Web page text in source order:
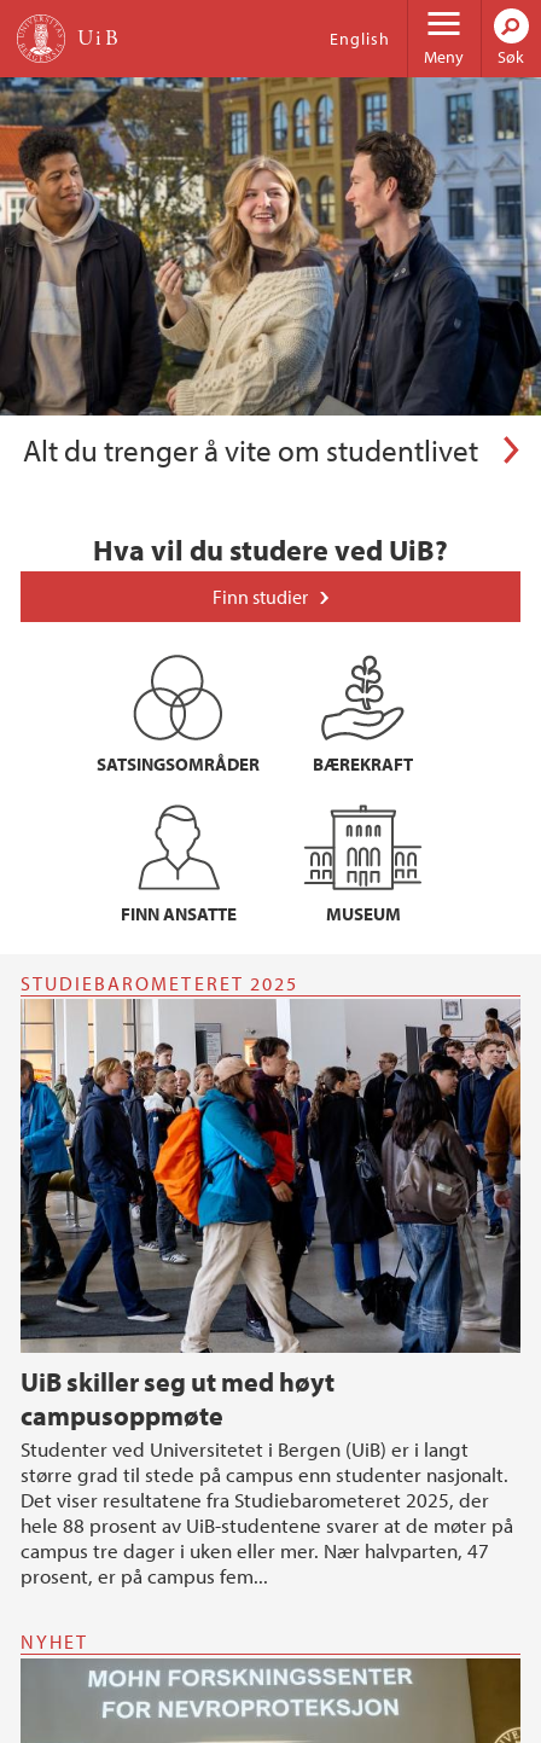
Universitetet i Bergen
Hopp til hovedinnhold
Meny
English
Søk
Informasjon for potensielle studenter
Alt du trenger å vite om studentlivet
Hva vil du studere ved UiB?
Finn studier
SATSINGSOMRÅDER BÆREKRAFT
FINN ANSATTE MUSEUM
STUDIEBAROMETERET 2025
UiB skiller seg ut med høyt
campusoppmøte
Studenter ved Universitetet i Bergen (UiB) er i langt
større grad til stede på campus enn studenter nasjonalt.
Det viser resultatene fra Studiebarometeret 2025, der
hele 88 prosent av UiB-studentene svarer at de møter på
campus tre dager i uken eller mer. Nær halvparten, 47
prosent, er på campus fem...
NYHET